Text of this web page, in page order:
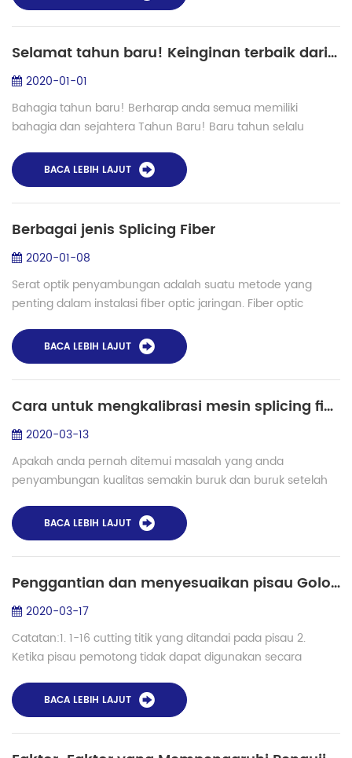
Selamat tahun baru! Keinginan terbaik dari Shinho~
2020-01-01
Bahagia tahun baru! Berharap anda semua memiliki
bahagia dan sejahtera Tahun Baru! Baru tahun selalu
Tentu saja, yang paling bahagia saat ini unt...
BACA LEBIH LAJUT
Berbagai jenis Splicing Fiber
2020-01-08
Serat optik penyambungan adalah suatu metode yang
penting dalam instalasi fiber optic jaringan. Fiber optic
dengan dua serat optik bersama-sama. Ini ad...
BACA LEBIH LAJUT
Cara untuk mengkalibrasi mesin splicing fiber BUSUR manual?
2020-03-13
Apakah anda pernah ditemui masalah yang anda
penyambungan kualitas semakin buruk dan buruk setelah
memperbaikinya? Salah satu pentingnya pengaru...
BACA LEBIH LAJUT
Penggantian dan menyesuaikan pisau Golok di fusion splicer kit
2020-03-17
Catatan:1. 1-16 cutting titik yang ditandai pada pisau 2.
Ketika pisau pemotong tidak dapat digunakan secara
dalam waktu 3. Jika itu masih tidak da...
BACA LEBIH LAJUT